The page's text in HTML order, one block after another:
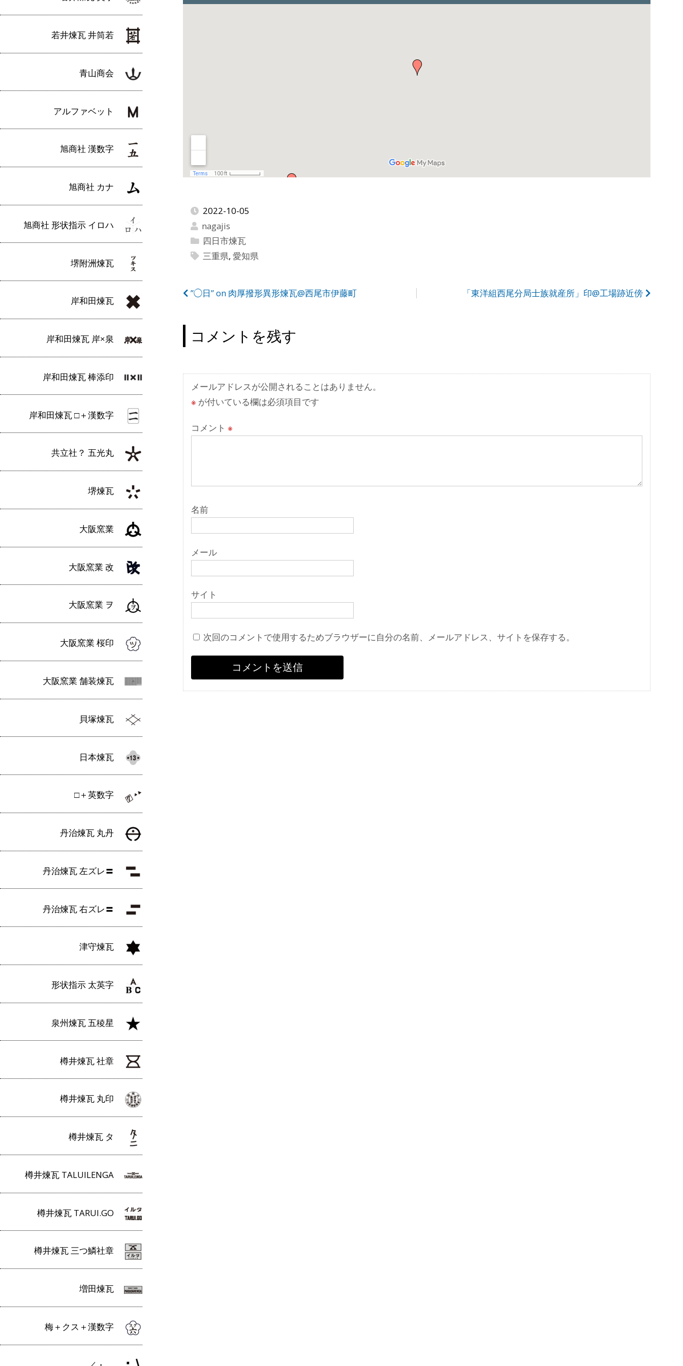
若井煉瓦 井筒若
青山商会
アルファベット
旭商社 漢数字
旭商社 カナ
旭商社 形状指示 イロハ
堺附洲煉瓦
岸和田煉瓦
岸和田煉瓦 岸×泉
岸和田煉瓦 棒添印
岸和田煉瓦 □＋漢数字
共立社？ 五光丸
堺煉瓦
大阪窯業
大阪窯業 改
大阪窯業 ヲ
大阪窯業 桜印
大阪窯業 舗装煉瓦
貝塚煉瓦
日本煉瓦
□＋英数字
丹治煉瓦 丸丹
丹治煉瓦 左ズレ〓
丹治煉瓦 右ズレ〓
津守煉瓦
形状指示 太英字
泉州煉瓦 五稜星
樽井煉瓦 社章
樽井煉瓦 丸印
樽井煉瓦 タ
樽井煉瓦 TALUILENGA
樽井煉瓦 TARUI.GO
樽井煉瓦 三つ鱗社章
増田煉瓦
梅＋クス＋漢数字
2022-10-05
nagajis
四日市煉瓦
三重県, 愛知県
投
ナ
ビ
ゲ
ー
シ
ョ
ン
「東洋組西尾分局士族就産所」印@工場跡近傍
”◯日” on 肉厚撥形異形煉瓦@西尾市伊藤町
コメントを残す
メールアドレスが公開されることはありません。
※ が付いている欄は必須項目です
コメント ※
名前
メール
サイト
次回のコメントで使用するためブラウザーに自分の名前、メールアドレス、サイトを保存する。